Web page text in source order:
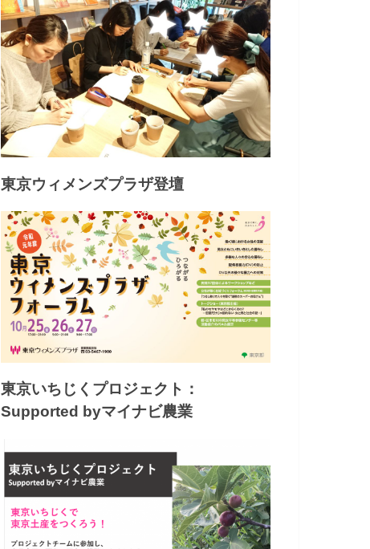
東京ウィメンズプラザ登壇
東京いちじくプロジェクト：
Supported byマイナビ農業